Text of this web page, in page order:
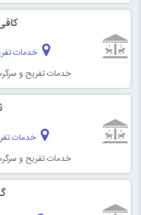
خدمات
خدمات تفریح و
خدمات
خدمات تفریح و